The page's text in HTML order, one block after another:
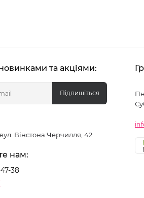
та акціями:
Підпишіться
Вінстона Черчилля, 42
нам:
38